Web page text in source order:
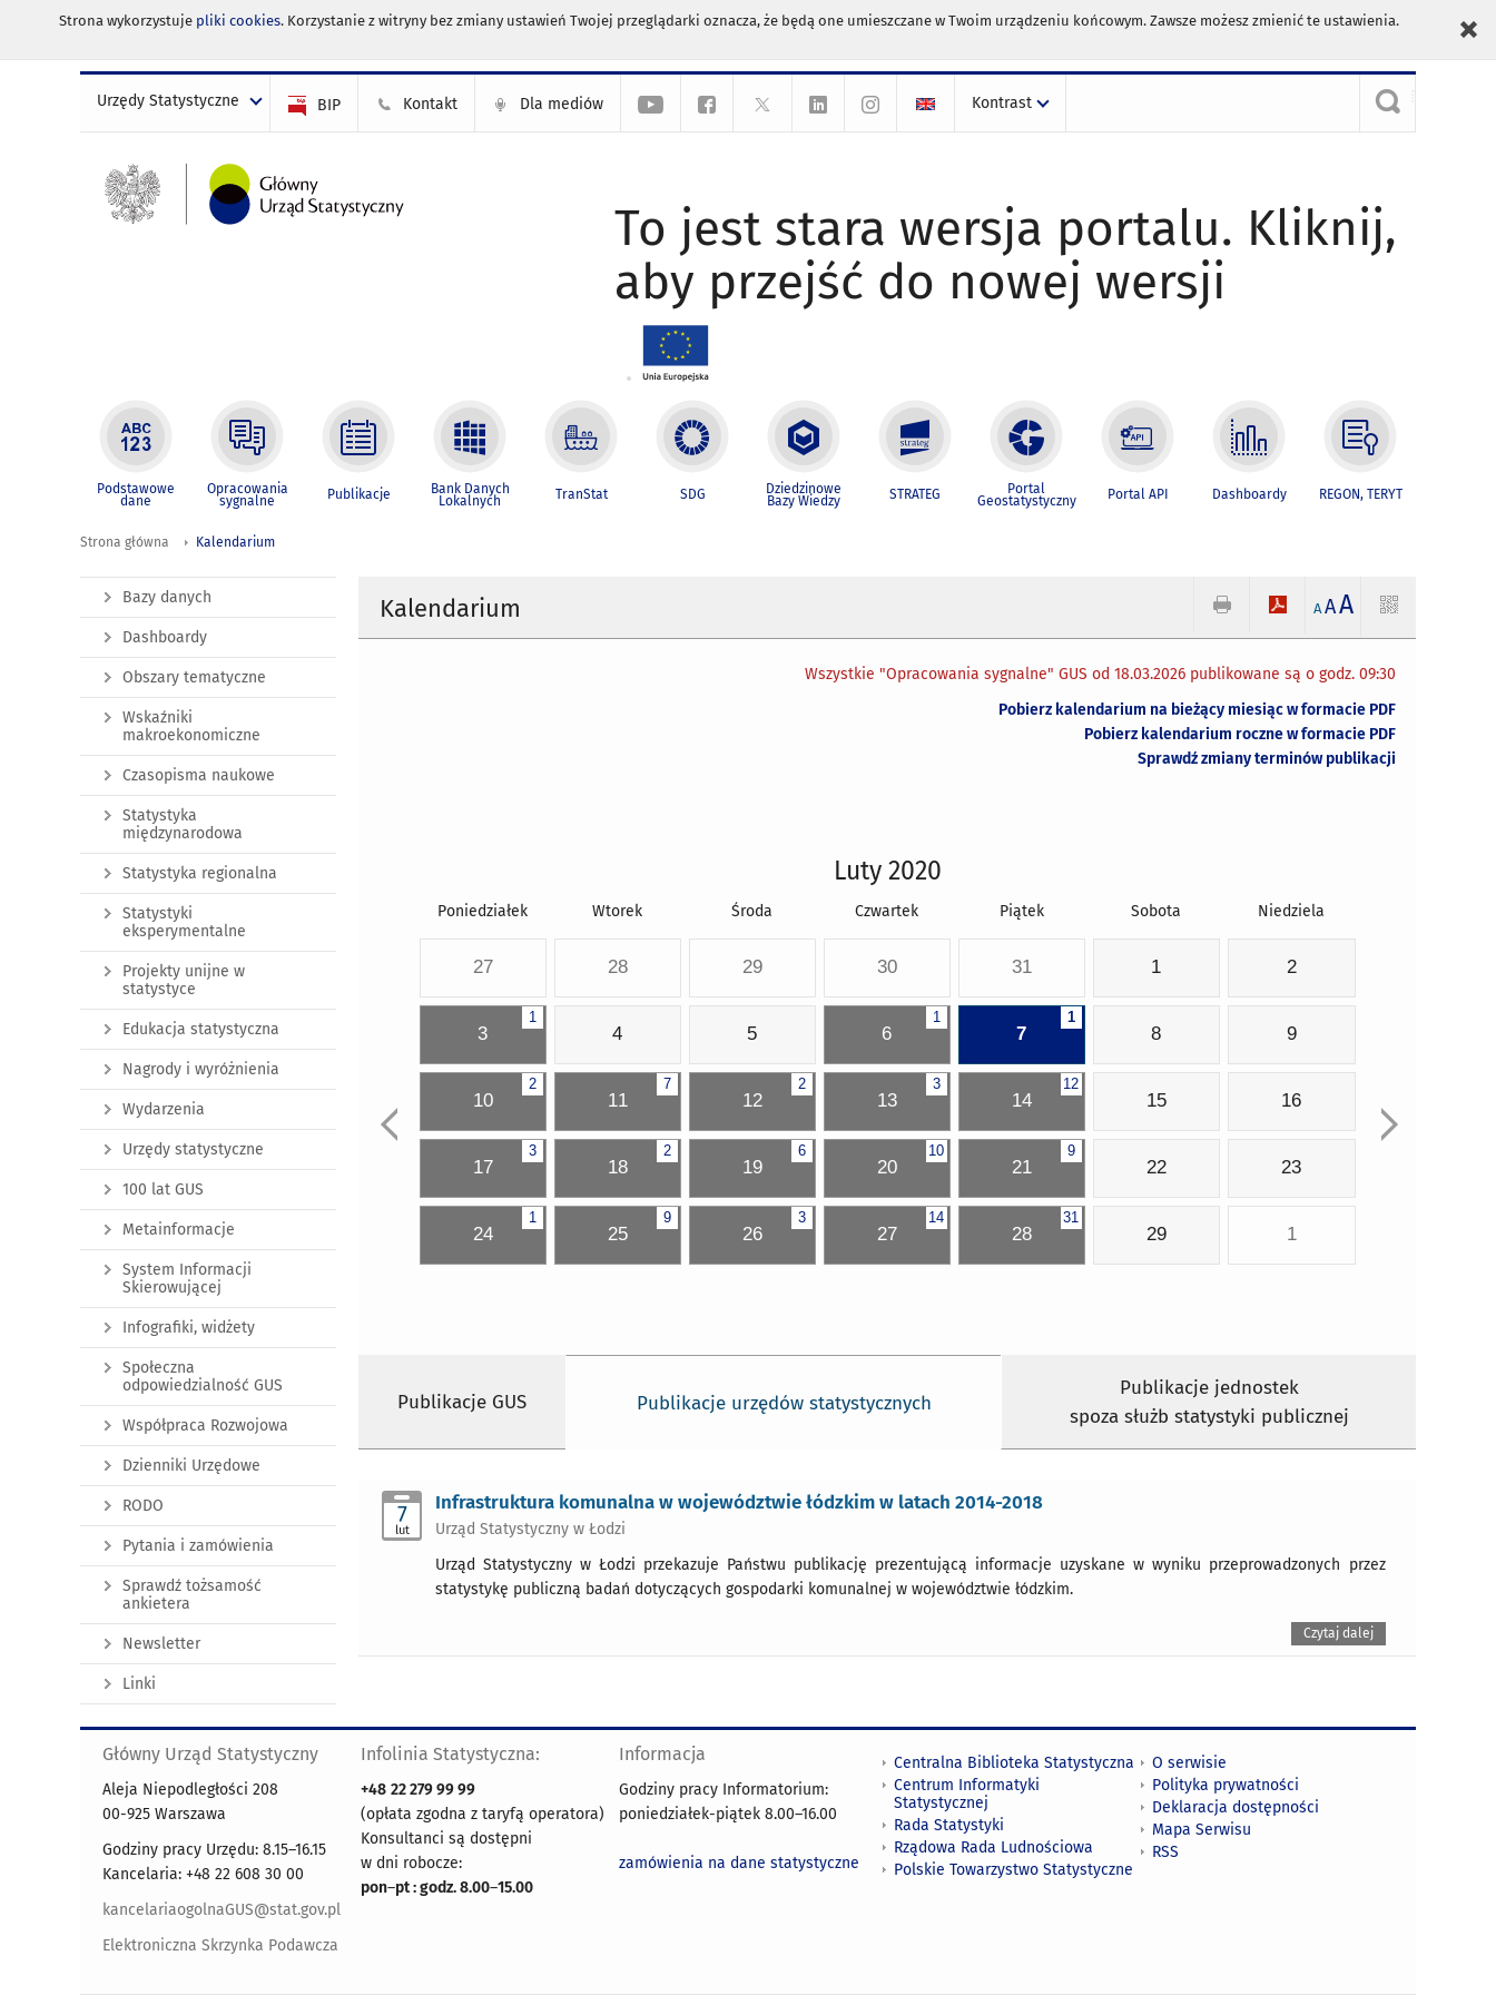
Strona wykorzystuje pliki cookies. Korzystanie z witryny bez zmiany ustawień Twojej przeglądarki oznacza, że będą one umieszczane w Twoim urządzeniu końcowym. Zawsze możesz zmienić te ustawienia.
Urzędy Statystyczne BIP Kontakt Dla mediów Kontrast
To jest stara wersja portalu. Kliknij,
aby przejść do nowej wersji
Podstawowe
dane
Opracowania
sygnalne Publikacje Bank Danych
Lokalnych TranStat SDG Dziedzinowe
Bazy Wiedzy STRATEG Portal
Geostatystyczny Portal API Dashboardy REGON, TERYT
Strona główna Kalendarium
Kalendarium A AA
Wszystkie "Opracowania sygnalne" GUS od 18.03.2026 publikowane są o godz. 09:30
Pobierz kalendarium na bieżący miesiąc w formacie PDF
Pobierz kalendarium roczne w formacie PDF
Sprawdź zmiany terminów publikacji
Luty 2020
Poniedziałek Wtorek Środa Czwartek Piątek Sobota Niedziela
27 28 29 30 31 1 2
1
3 4 5
1
6
1
7 8 9
2
10
7
11
2
12
3
13
12
14 15 16
3
17
2
18
6
19
10
20
9
21 22 23
1
24
9
25
3
26
14
27
31
28 29 1
Publikacje GUS Publikacje urzędów statystycznych
Publikacje jednostek
spoza służb statystyki publicznej
7
lut
Infrastruktura komunalna w województwie łódzkim w latach 2014-2018
Urząd Statystyczny w Łodzi
Urząd Statystyczny w Łodzi przekazuje Państwu publikację prezentującą informacje uzyskane w wyniku przeprowadzonych przez
statystykę publiczną badań dotyczących gospodarki komunalnej w województwie łódzkim.
Czytaj dalej
Bazy danych
Dashboardy
Obszary tematyczne
Wskaźniki
makroekonomiczne
Czasopisma naukowe
Statystyka
międzynarodowa
Statystyka regionalna
Statystyki
eksperymentalne
Projekty unijne w
statystyce
Edukacja statystyczna
Nagrody i wyróżnienia
Wydarzenia
Urzędy statystyczne
100 lat GUS
Metainformacje
System Informacji
Skierowującej
Infografiki, widżety
Społeczna
odpowiedzialność GUS
Współpraca Rozwojowa
Dzienniki Urzędowe
RODO
Pytania i zamówienia
Sprawdź tożsamość
ankietera
Newsletter
Linki
Główny Urząd Statystyczny
Aleja Niepodległości 208
00-925 Warszawa
Godziny pracy Urzędu: 8.15–16.15
Kancelaria: +48 22 608 30 00
kancelariaogolnaGUS@stat.gov.pl
Elektroniczna Skrzynka Podawcza
Infolinia Statystyczna:
+48 22 279 99 99
(opłata zgodna z taryfą operatora)
Konsultanci są dostępni
w dni robocze:
pon–pt : godz. 8.00–15.00
Informacja
Godziny pracy Informatorium:
poniedziałek-piątek 8.00–16.00
zamówienia na dane statystyczne
Centralna Biblioteka Statystyczna
Centrum Informatyki
Statystycznej
Rada Statystyki
Rządowa Rada Ludnościowa
Polskie Towarzystwo Statystyczne
O serwisie
Polityka prywatności
Deklaracja dostępności
Mapa Serwisu
RSS